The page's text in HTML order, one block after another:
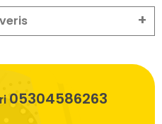
05304586263